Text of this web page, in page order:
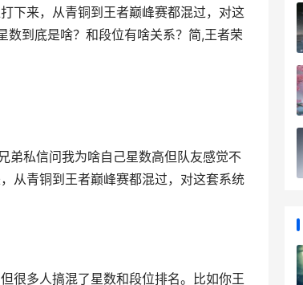
下来，从青铜到王者巅峰赛都混过，对这
数到底是啥？和段位有啥关系？简,王者荣
弟私信问我为啥自己星数高但队友感觉不
从青铜到王者巅峰赛都混过，对这套系统
很多人搞混了星数和段位排名。比如你王